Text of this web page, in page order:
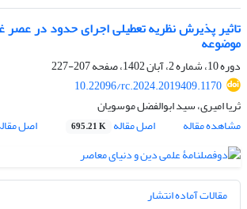
تاثیر پذیرش نظریه تعطیلی اجرای حدود در عصر
موضوعه
دوره 10، شماره 2، آبان 1402، صفحه
207-227
10.22096/rc.2024.2019409.1170
ثریا امیری، سید ابوالفضل موسویان
مشاهده مقاله
اصل مقاله 695.21 K اصل
مقالات آماده انتشار